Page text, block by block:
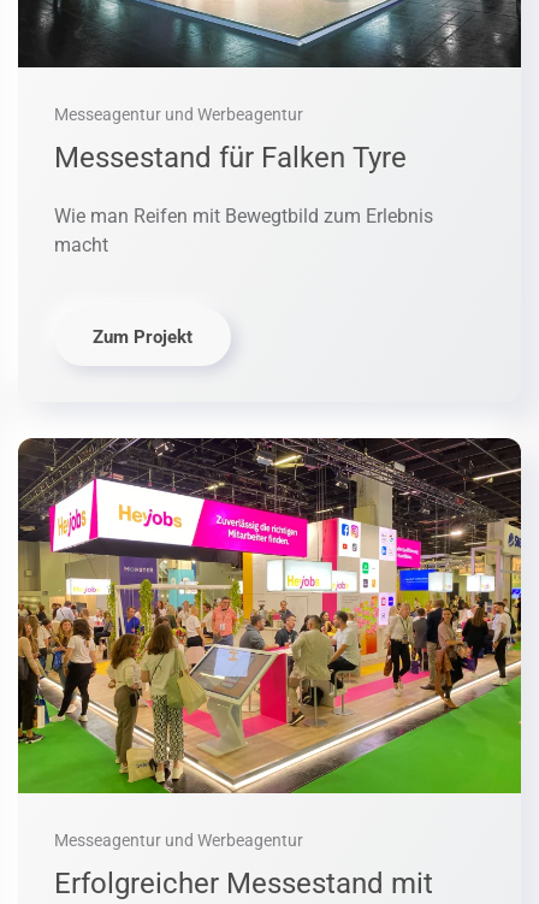
Messeagentur und Werbeagentur
Messestand für Falken Tyre
Wie man Reifen mit Bewegtbild zum Erlebnis
macht
Zum Projekt
Messeagentur und Werbeagentur
Erfolgreicher Messestand mit